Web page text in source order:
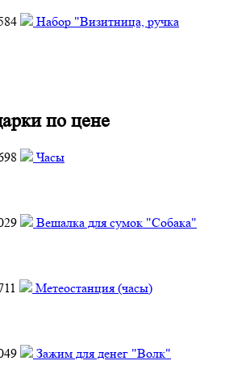
Набор "Визитница, ручка
по цене
Часы
Вешалка для сумок "Собака"
Метеостанция (часы)
Зажим для денег "Волк"